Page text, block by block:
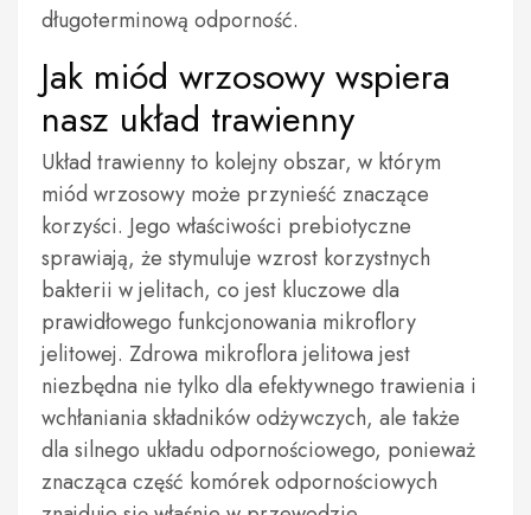
długoterminową odporność.
Jak miód wrzosowy wspiera
nasz układ trawienny
Układ trawienny to kolejny obszar, w którym
miód wrzosowy może przynieść znaczące
korzyści. Jego właściwości prebiotyczne
sprawiają, że stymuluje wzrost korzystnych
bakterii w jelitach, co jest kluczowe dla
prawidłowego funkcjonowania mikroflory
jelitowej. Zdrowa mikroflora jelitowa jest
niezbędna nie tylko dla efektywnego trawienia i
wchłaniania składników odżywczych, ale także
dla silnego układu odpornościowego, ponieważ
znacząca część komórek odpornościowych